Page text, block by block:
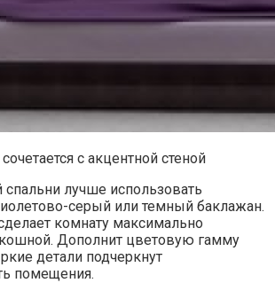
с акцентной стеной
лучше использовать
серый или темный баклажан.
комнату максимально
Дополнит цветовую гамму
детали подчеркнут
помещения.